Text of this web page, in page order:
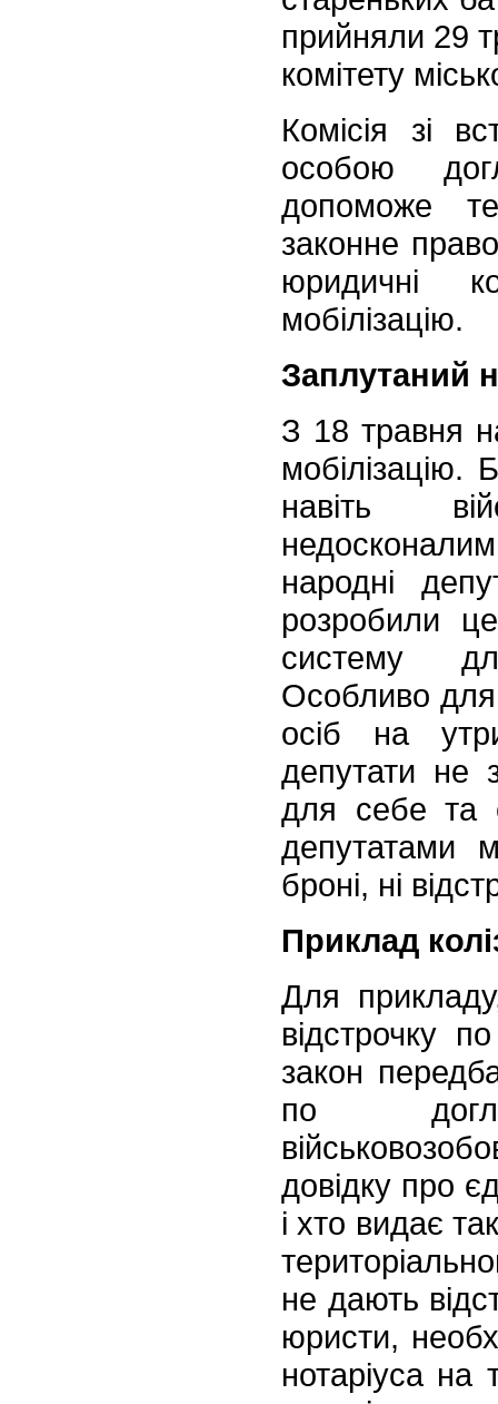
прийняли 29
комітету
Комісія зі
особою
допоможе
законне
юридичні
мобілізацію.
Заплутаний
З 18 травня
мобілізацію.
навіть
народні
розробили
систему
Особливо для
осіб на
депутати не
для себе та
депутатами
броні, ні
Приклад
Для
відстрочку
закон
по
довідку про
і хто видає
не дають
юристи,
нотаріуса на